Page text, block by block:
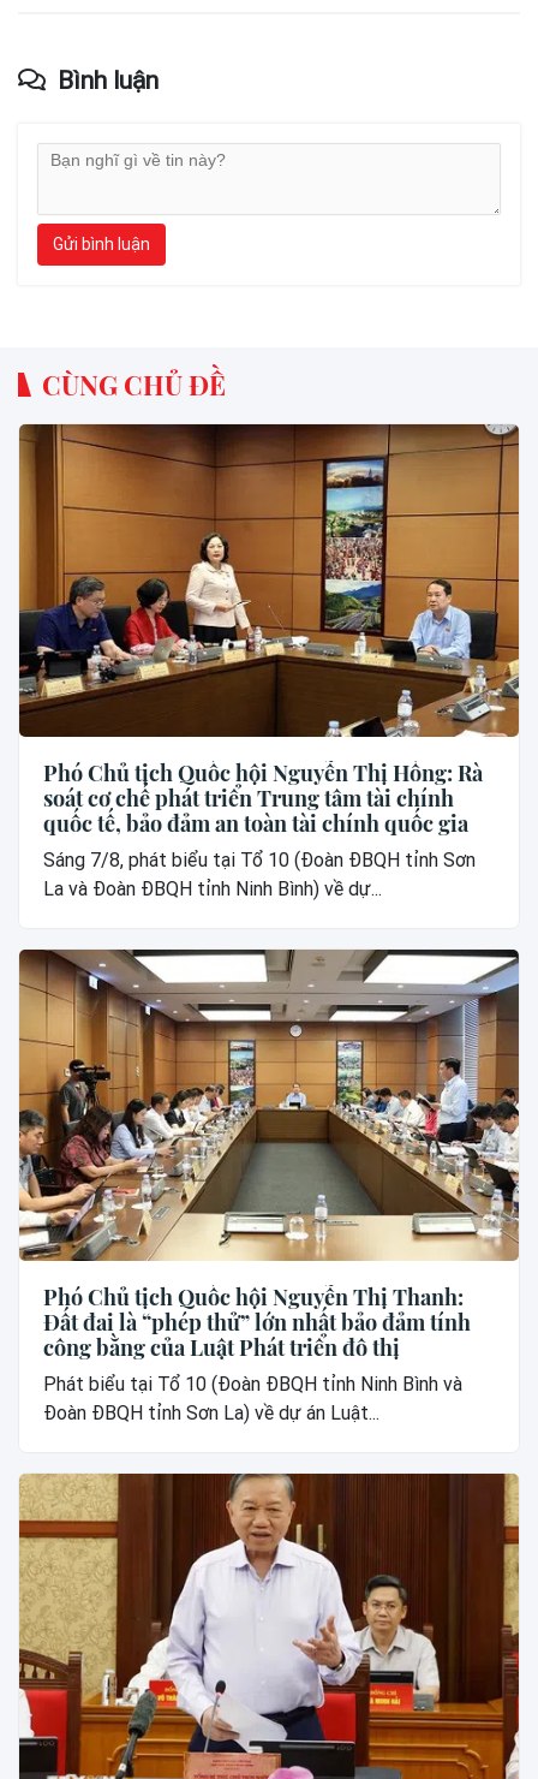
Bình luận
Gửi bình luận
CÙNG CHỦ ĐỀ
Phó Chủ tịch Quốc hội Nguyễn Thị Hồng: Rà
soát cơ chế phát triển Trung tâm tài chính
quốc tế, bảo đảm an toàn tài chính quốc gia
Sáng 7/8, phát biểu tại Tổ 10 (Đoàn ĐBQH tỉnh Sơn
La và Đoàn ĐBQH tỉnh Ninh Bình) về dự...
Phó Chủ tịch Quốc hội Nguyễn Thị Thanh:
Đất đai là “phép thử” lớn nhất bảo đảm tính
công bằng của Luật Phát triển đô thị
Phát biểu tại Tổ 10 (Đoàn ĐBQH tỉnh Ninh Bình và
Đoàn ĐBQH tỉnh Sơn La) về dự án Luật...